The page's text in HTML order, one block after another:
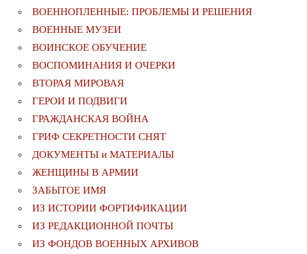
ВОЕННОПЛЕННЫЕ: ПРОБЛЕМЫ И РЕШЕНИЯ
ВОЕННЫЕ МУЗЕИ
ВОИНСКОЕ ОБУЧЕНИЕ
ВОСПОМИНАНИЯ И ОЧЕРКИ
ВТОРАЯ МИРОВАЯ
ГЕРОИ И ПОДВИГИ
ГРАЖДАНСКАЯ ВОЙНА
ГРИФ СЕКРЕТНОСТИ СНЯТ
ДОКУМЕНТЫ и МАТЕРИАЛЫ
ЖЕНЩИНЫ В АРМИИ
ЗАБЫТОЕ ИМЯ
ИЗ ИСТОРИИ ФОРТИФИКАЦИИ
ИЗ РЕДАКЦИОННОЙ ПОЧТЫ
ИЗ ФОНДОВ ВОЕННЫХ АРХИВОВ